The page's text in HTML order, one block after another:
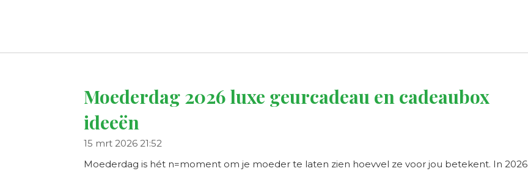
Moederdag 2026 luxe geurcadeau en cadeaubox
ideeën
15 mrt 2026 21:52
Moederdag is hét n=moment om je moeder te laten zien hoevvel ze voor jou betekent. In 2026